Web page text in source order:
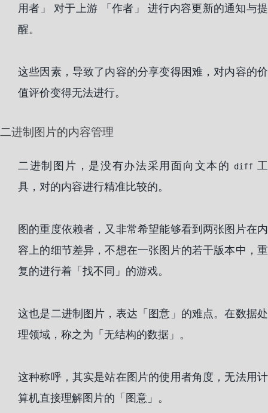
用者」 对于上游 「作者」 进行内容更新的通知与提
醒。
这些因素，导致了内容的分享变得困难，对内容的价
值评价变得无法进行。
二进制图片的内容管理
二进制图片，是没有办法采用面向文本的 diff 工
具，对的内容进行精准比较的。
图的重度依赖者，又非常希望能够看到两张图片在内
容上的细节差异，不想在一张图片的若干版本中，重
复的进行着「找不同」的游戏。
这也是二进制图片，表达「图意」的难点。在数据处
理领域，称之为「无结构的数据」。
这种称呼，其实是站在图片的使用者角度，无法用计
算机直接理解图片的「图意」。